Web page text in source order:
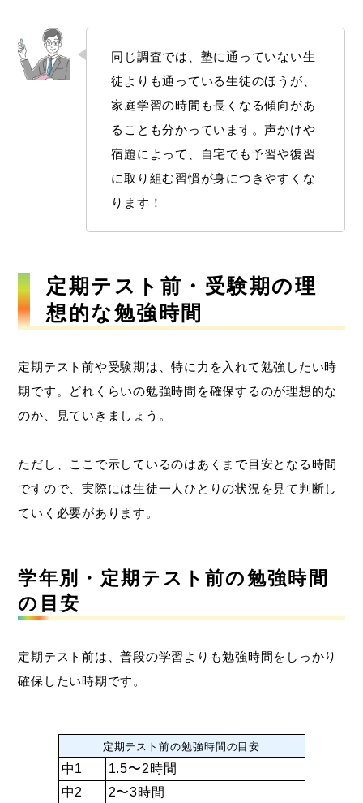
同じ調査では、塾に通っていない生
徒よりも通っている生徒のほうが、
家庭学習の時間も長くなる傾向があ
ることも分かっています。声かけや
宿題によって、自宅でも予習や復習
に取り組む習慣が身につきやすくな
ります！
定期テスト前・受験期の理
想的な勉強時間
定期テスト前や受験期は、特に力を入れて勉強したい時
期です。どれくらいの勉強時間を確保するのが理想的な
のか、見ていきましょう。
ただし、ここで示しているのはあくまで目安となる時間
ですので、実際には生徒一人ひとりの状況を見て判断し
ていく必要があります。
学年別・定期テスト前の勉強時間
の目安
定期テスト前は、普段の学習よりも勉強時間をしっかり
確保したい時期です。
定期テスト前の勉強時間の目安
中1
1.5〜2時間
中2
2〜3時間